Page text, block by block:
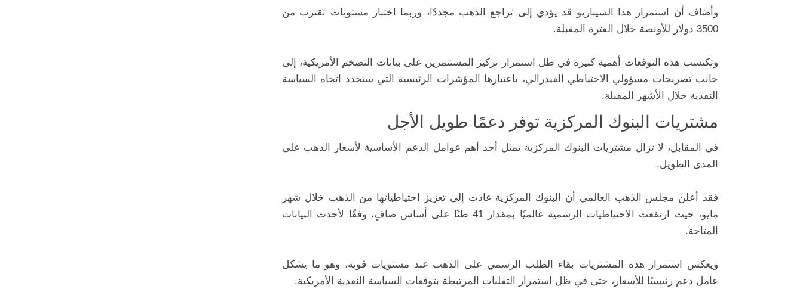
وأضاف أن استمرار هذا السيناريو قد يؤدي إلى تراجع الذهب مجددًا، وربما اختبار مستويات تقترب من
3500 دولار للأونصة خلال الفترة المقبلة.
وتكتسب هذه التوقعات أهمية كبيرة في ظل استمرار تركيز المستثمرين على بيانات التضخم الأمريكية، إلى
جانب تصريحات مسؤولي الاحتياطي الفيدرالي، باعتبارها المؤشرات الرئيسية التي ستحدد اتجاه السياسة
النقدية خلال الأشهر المقبلة.
مشتريات البنوك المركزية توفر دعمًا طويل الأجل
في المقابل، لا تزال مشتريات البنوك المركزية تمثل أحد أهم عوامل الدعم الأساسية لأسعار الذهب على
المدى الطويل.
فقد أعلن مجلس الذهب العالمي أن البنوك المركزية عادت إلى تعزيز احتياطياتها من الذهب خلال شهر
مايو، حيث ارتفعت الاحتياطيات الرسمية عالميًا بمقدار 41 طنًا على أساس صافٍ، وفقًا لأحدث البيانات
المتاحة.
ويعكس استمرار هذه المشتريات بقاء الطلب الرسمي على الذهب عند مستويات قوية، وهو ما يشكل
عامل دعم رئيسيًا للأسعار، حتى في ظل استمرار التقلبات المرتبطة بتوقعات السياسة النقدية الأمريكية.